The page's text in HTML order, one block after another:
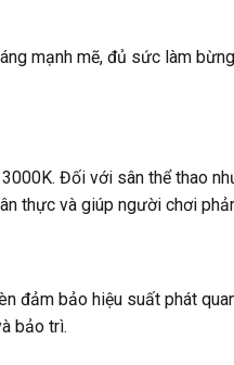
mạnh mẽ, đủ sức làm
Đối với sân thể thao
thực và giúp người chơi
đảm bảo hiệu suất phát
bảo trì.